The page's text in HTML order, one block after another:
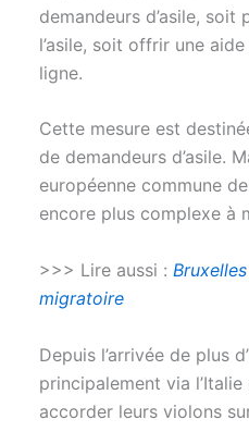
demandeurs d’asile,
l’asile, soit offrir une
ligne.
Cette mesure est
de demandeurs d’asile.
européenne commune
encore plus complexe à
>>> Lire aussi :
migratoire
Depuis l’arrivée de plus
principalement via
accorder leurs violons